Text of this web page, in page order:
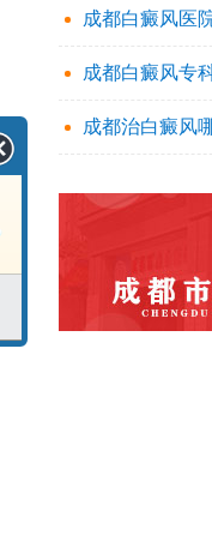
成都白癜风医
成都白癜风专
成都治白癜风